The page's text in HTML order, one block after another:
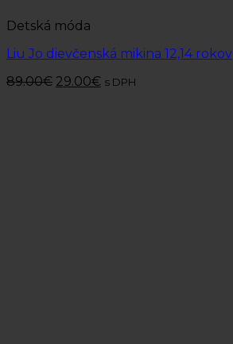
Detská móda
Liu Jo dievčenská mikina 12,14 rokov
89.00€ 29.00€ s DPH